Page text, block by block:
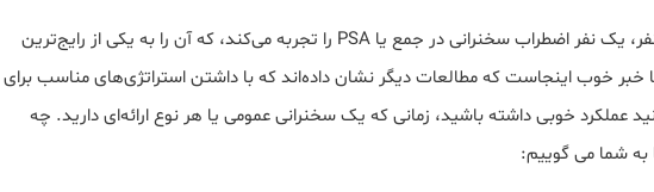
تحقیقات نشان می‌دهد که از هر پنج نفر، یک نفر اضطراب سخنرانی در جمع یا PSA را تجربه می‌کند، که آن را به یکی از رایج‌ترین
خبر خوب اینجاست که مطالعات دیگر نشان داده‌اند که با داشتن استراتژی‌های مناسب برای
عملکرد خوبی داشته باشید، زمانی که یک سخنرانی عمومی یا هر نوع ارائه‌ای دارید. چه
به شما می گوییم: